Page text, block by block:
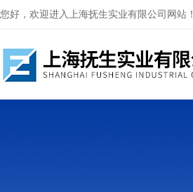
您好，欢迎进入上海抚生实业有限公司网站！